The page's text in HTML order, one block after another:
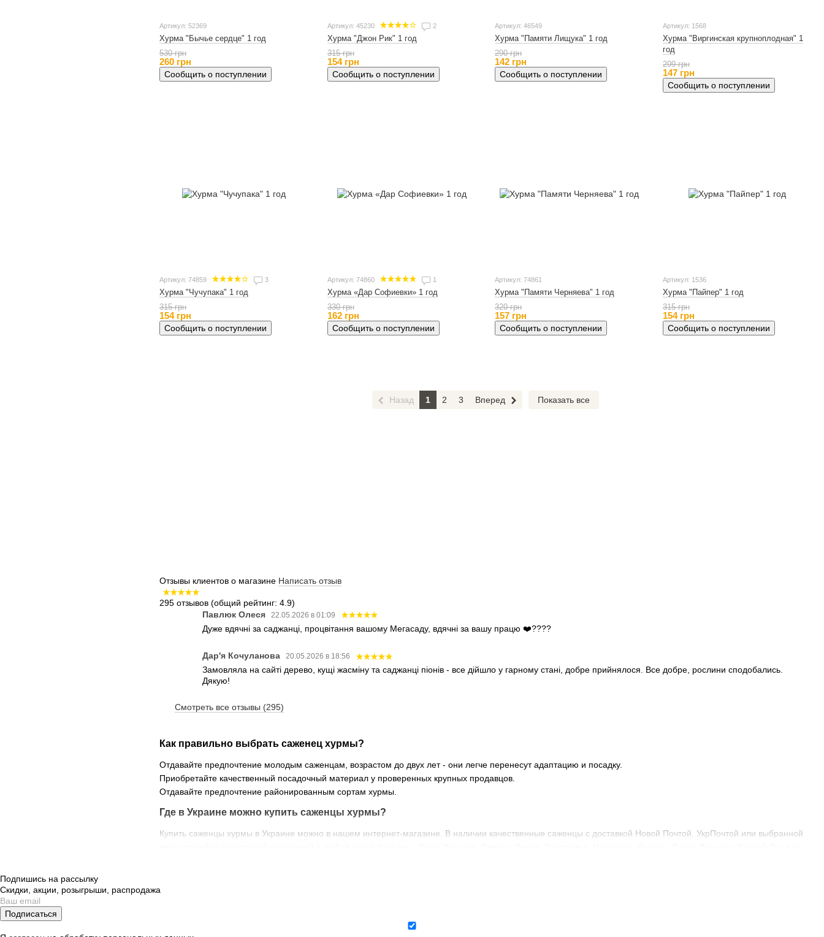
Как правильно выбрать саженец хурмы?
Отдавайте предпочтение молодым саженцам, возрастом до двух лет - они легче перенесут адаптацию и посадку.
Приобретайте качественный посадочный материал у проверенных крупных продавцов.
Отдавайте предпочтение районированным сортам хурмы.
Где в Украине можно купить саженцы хурмы?
Купить саженцы хурмы в Украине можно в нашем интернет-магазине. В наличии качественные саженцы с доставкой Новой Почтой, УкрПочтой или выбранной
Идеальной станет посадка хурмы весной. Однако при необходимости можно высадить саженец и осенью. Но в таком случае сделать это необходимо за
Артикул: 52369
Хурма "Бычье сердце" 1 год
530 грн
260 грн
Сообщить о поступлении
Артикул: 45230 2
Хурма "Джон Рик" 1 год
315 грн
154 грн
Сообщить о поступлении
Артикул: 46549
Хурма "Памяти Лищука" 1 год
290 грн
142 грн
Сообщить о поступлении
Артикул: 1568
Хурма "Виргинская крупноплодная" 1
год
299 грн
147 грн
Сообщить о поступлении
Артикул: 74859 3
Хурма "Чучупака" 1 год
315 грн
154 грн
Сообщить о поступлении
Артикул: 74860 1
Хурма «Дар Софиевки» 1 год
330 грн
162 грн
Сообщить о поступлении
Артикул: 74861
Хурма "Памяти Черняева" 1 год
320 грн
157 грн
Сообщить о поступлении
Артикул: 1536
Хурма "Пайпер" 1 год
315 грн
154 грн
Сообщить о поступлении
Назад 1 2 3 Вперед Показать все
Отзывы клиентов о магазине Написать отзыв
295 отзывов (общий рейтинг: 4.9)
Павлюк Олеся
22.05.2026 в 01:09
Дуже вдячні за саджанці, процвітання вашому Мегасаду, вдячні за вашу працю ❤️????
Дар'я Кочуланова 20.05.2026 в 18:56
Замовляла на сайті дерево, кущі жасміну та саджанці піонів - все дійшло у гарному стані, добре прийнялося. Все добре, рослини сподобались.
Дякую!
Смотреть все отзывы (295)
Подпишись на рассылку
Скидки, акции, розыгрыши, распродажа
Подписаться